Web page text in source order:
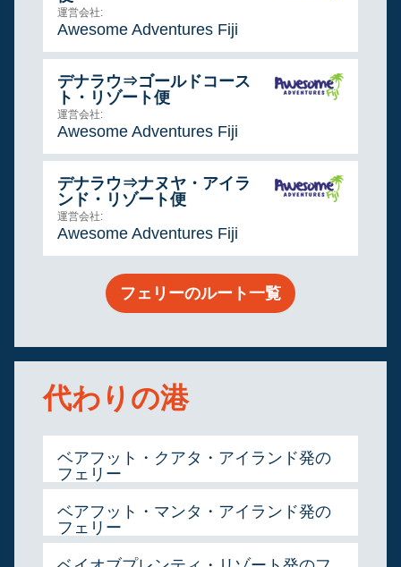
運営会社:
Awesome Adventures Fiji
デナラウ⇒ゴールドコース
ト・リゾート便
運営会社:
Awesome Adventures Fiji
デナラウ⇒ナヌヤ・アイラ
ンド・リゾート便
運営会社:
Awesome Adventures Fiji
フェリーのルート一覧
代わりの港
ベアフット・クアタ・アイランド発の
フェリー
ベアフット・マンタ・アイランド発の
フェリー